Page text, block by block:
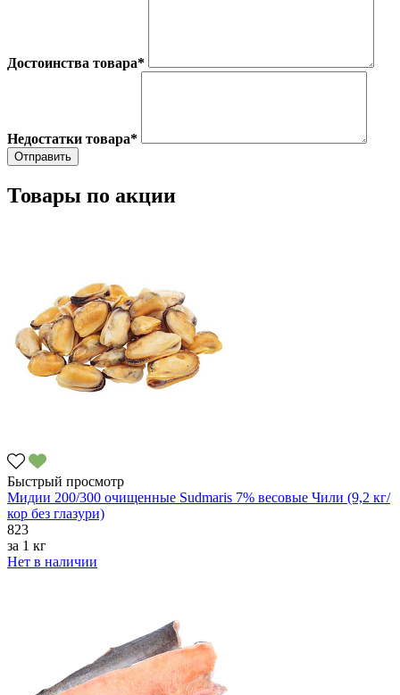
Достоинства товара*
Недостатки товара*
Товары по акции
Быстрый просмотр
Мидии 200/300 очищенные Sudmaris 7% весовые Чили (9,2 кг/
кор без глазури)
823
за 1 кг
Нет в наличии